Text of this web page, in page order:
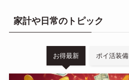
家計や日常のトピック
お得最新 ポイ活装備